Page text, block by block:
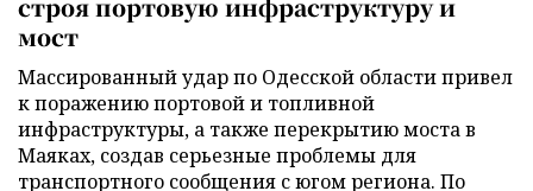
строя портовую инфраструктуру и
мост
Массированный удар по Одесской области привел
к поражению портовой и топливной
инфраструктуры, а также перекрытию моста в
Маяках, создав серьезные проблемы для
транспортного сообщения с югом региона. По